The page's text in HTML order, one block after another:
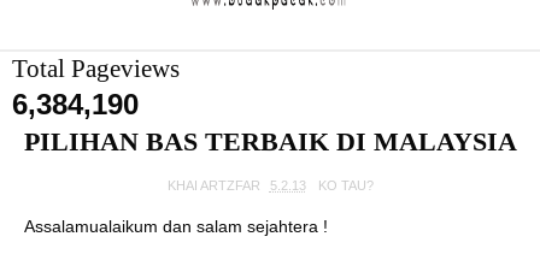
Total Pageviews
6,384,190
PILIHAN BAS TERBAIK DI MALAYSIA
KHAI ARTZFAR 5.2.13 KO TAU?
Assalamualaikum dan salam sejahtera !